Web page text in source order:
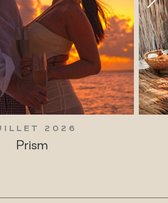
JUILLET 2026
Traditions vivantes